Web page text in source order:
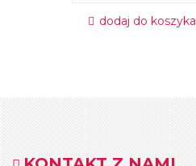
dodaj do koszyka